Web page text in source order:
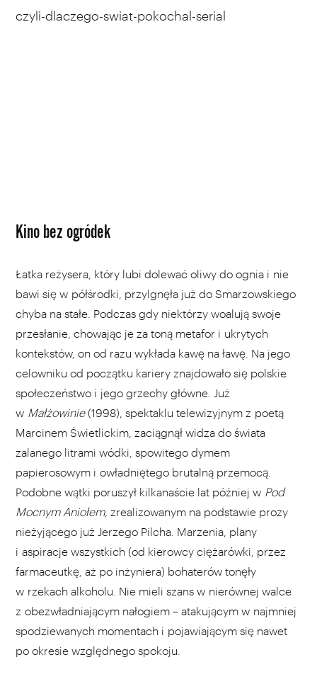
czyli-dlaczego-swiat-pokochal-serial
Kino bez ogródek
Łatka reżysera, który lubi dolewać oliwy do ognia i nie
bawi się w półśrodki, przylgnęła już do Smarzowskiego
chyba na stałe. Podczas gdy niektórzy woalują swoje
przesłanie, chowając je za toną metafor i ukrytych
kontekstów, on od razu wykłada kawę na ławę. Na jego
celowniku od początku kariery znajdowało się polskie
społeczeństwo i jego grzechy główne. Już
w Małżowinie (1998), spektaklu telewizyjnym z poetą
Marcinem Świetlickim, zaciągnął widza do świata
zalanego litrami wódki, spowitego dymem
papierosowym i owładniętego brutalną przemocą.
Podobne wątki poruszył kilkanaście lat później w Pod
Mocnym Aniołem, zrealizowanym na podstawie prozy
nieżyjącego już Jerzego Pilcha. Marzenia, plany
i aspiracje wszystkich (od kierowcy ciężarówki, przez
farmaceutkę, aż po inżyniera) bohaterów tonęły
w rzekach alkoholu. Nie mieli szans w nierównej walce
z obezwładniającym nałogiem – atakującym w najmniej
spodziewanych momentach i pojawiającym się nawet
po okresie względnego spokoju.